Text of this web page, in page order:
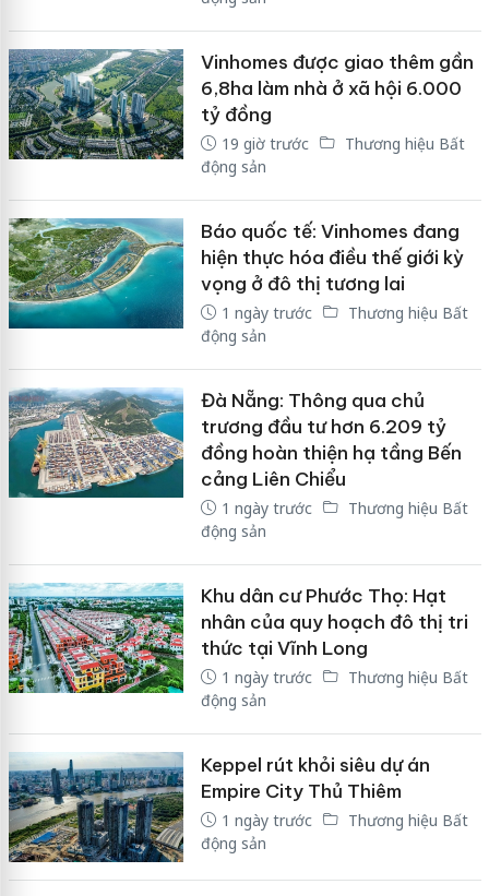
Vinhomes được giao thêm gần
6,8ha làm nhà ở xã hội 6.000
tỷ đồng
19 giờ trước
Thương hiệu Bất
động sản
Báo quốc tế: Vinhomes đang
hiện thực hóa điều thế giới kỳ
vọng ở đô thị tương lai
1 ngày trước
Thương hiệu Bất
động sản
Đà Nẵng: Thông qua chủ
trương đầu tư hơn 6.209 tỷ
đồng hoàn thiện hạ tầng Bến
cảng Liên Chiểu
1 ngày trước
Thương hiệu Bất
động sản
Khu dân cư Phước Thọ: Hạt
nhân của quy hoạch đô thị tri
thức tại Vĩnh Long
1 ngày trước
Thương hiệu Bất
động sản
Keppel rút khỏi siêu dự án
Empire City Thủ Thiêm
1 ngày trước
Thương hiệu Bất
động sản